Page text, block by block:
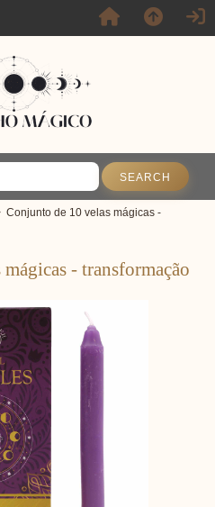
Conjunto de 10 velas mágicas -
- transformação